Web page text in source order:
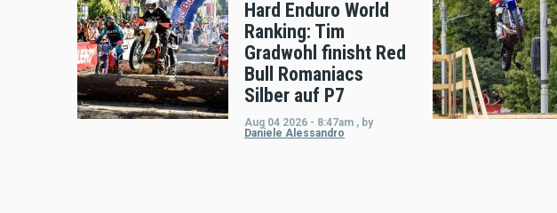
Hard Enduro World
Ranking: Tim
Gradwohl finisht Red
Bull Romaniacs
Silber auf P7
Aug 04 2026 - 8:47am , by
Daniele Alessandro